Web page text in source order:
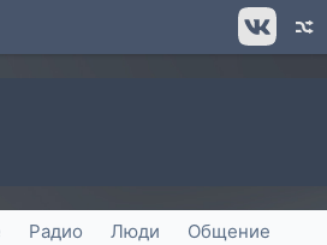
Радио Люди Общение